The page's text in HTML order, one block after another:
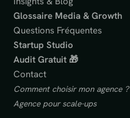
Glossaire Media & Growth
Questions Fréquentes
Startup Studio
Audit Gratuit 🎁
Contact
Comment choisir mon agence ?
Agence pour scale-ups